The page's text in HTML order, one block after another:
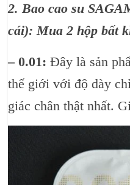
2. Bao cao su
cái): Mua 2 hộp bất
– 0.01: Đây là sản
thế giới với độ dày
giác chân thật nhất.